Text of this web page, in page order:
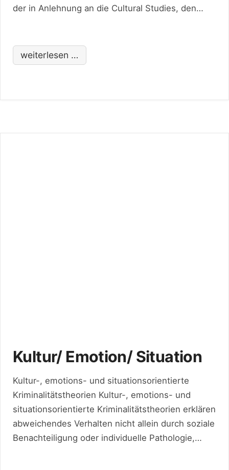
der in Anlehnung an die Cultural Studies, den
Kriminalitätskontrolle als symbolvermittelte,
interaktive und kulturell aufgeladene Prozesse
weiterlesen …
Kultur/ Emotion/ Situation
Kultur-, emotions- und situationsorientierte
Kriminalitätstheorien Kultur-, emotions- und
situationsorientierte Kriminalitätstheorien erklären
abweichendes Verhalten nicht allein durch soziale
Benachteiligung oder individuelle Pathologie,